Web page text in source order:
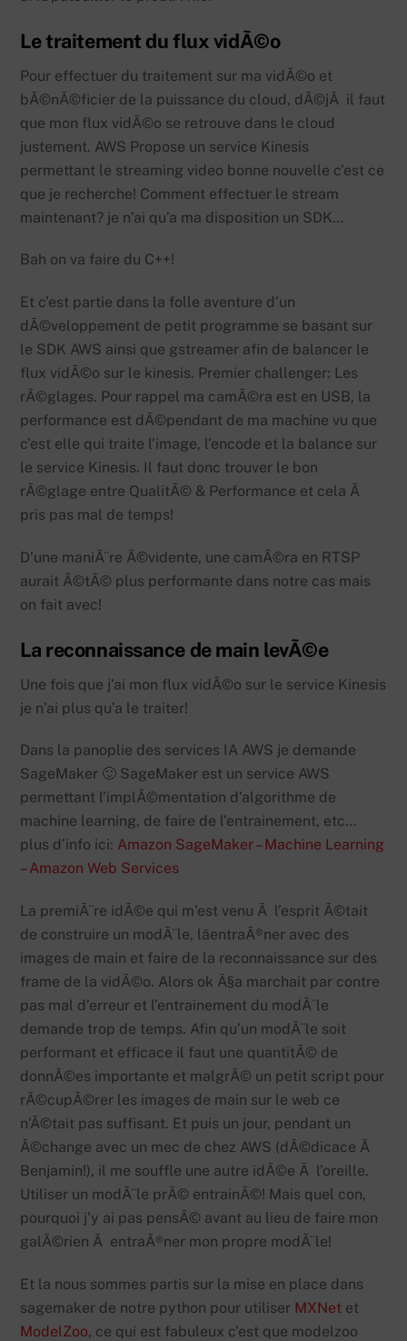
Le traitement du flux vidÃ©o
Pour effectuer du traitement sur ma vidÃ©o et
bÃ©nÃ©ficier de la puissance du cloud, dÃ©jÃ il faut
que mon flux vidÃ©o se retrouve dans le cloud
justement. AWS Propose un service Kinesis
permettant le streaming video bonne nouvelle c’est ce
que je recherche! Comment effectuer le stream
maintenant? je n’ai qu’a ma disposition un SDK…
Bah on va faire du C++!
Et c’est partie dans la folle aventure d’un
dÃ©veloppement de petit programme se basant sur
le SDK AWS ainsi que gstreamer afin de balancer le
flux vidÃ©o sur le kinesis. Premier challenger: Les
rÃ©glages. Pour rappel ma camÃ©ra est en USB, la
performance est dÃ©pendant de ma machine vu que
c’est elle qui traite l’image, l’encode et la balance sur
le service Kinesis. Il faut donc trouver le bon
rÃ©glage entre QualitÃ© & Performance et cela Ã
pris pas mal de temps!
D’une maniÃ¨re Ã©vidente, une camÃ©ra en RTSP
aurait Ã©tÃ© plus performante dans notre cas mais
on fait avec!
La reconnaissance de main levÃ©e
Une fois que j’ai mon flux vidÃ©o sur le service Kinesis
je n’ai plus qu’a le traiter!
Dans la panoplie des services IA AWS je demande
SageMaker 🙂 SageMaker est un service AWS
permettant l’implÃ©mentation d’algorithme de
machine learning, de faire de l’entrainement, etc…
plus d’info ici: Amazon SageMaker – Machine Learning
– Amazon Web Services
La premiÃ¨re idÃ©e qui m’est venu Ã l’esprit Ã©tait
de construire un modÃ¨le, lâentraÃ®ner avec des
images de main et faire de la reconnaissance sur des
frame de la vidÃ©o. Alors ok Ã§a marchait par contre
pas mal d’erreur et l’entrainement du modÃ¨le
demande trop de temps. Afin qu’un modÃ¨le soit
performant et efficace il faut une quantitÃ© de
donnÃ©es importante et malgrÃ© un petit script pour
rÃ©cupÃ©rer les images de main sur le web ce
n’Ã©tait pas suffisant. Et puis un jour, pendant un
Ã©change avec un mec de chez AWS (dÃ©dicace Ã
Benjamin!), il me souffle une autre idÃ©e Ã l’oreille.
Utiliser un modÃ¨le prÃ© entrainÃ©! Mais quel con,
pourquoi j’y ai pas pensÃ© avant au lieu de faire mon
galÃ©rien Ã entraÃ®ner mon propre modÃ¨le!
Et la nous sommes partis sur la mise en place dans
sagemaker de notre python pour utiliser MXNet et
ModelZoo, ce qui est fabuleux c’est que modelzoo